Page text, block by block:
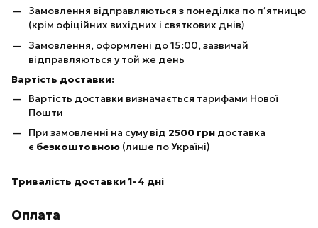
Замовлення відправляються з понеділка по п’ятницю
(крім офіційних вихідних і святкових днів)
Замовлення, оформлені до 15:00, зазвичай
відправляються у той же день
Вартість доставки:
Вартість доставки визначається тарифами Нової
Пошти
При замовленні на суму від 2500 грн доставка
є безкоштовною (лише по Україні)
Тривалість доставки 1-4 дні
Оплата